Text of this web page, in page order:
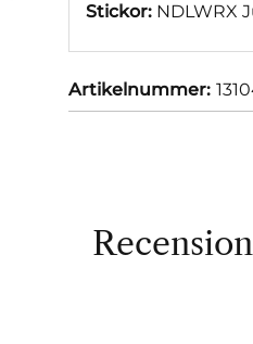
Stickor: NDLWRX
Artikelnummer: